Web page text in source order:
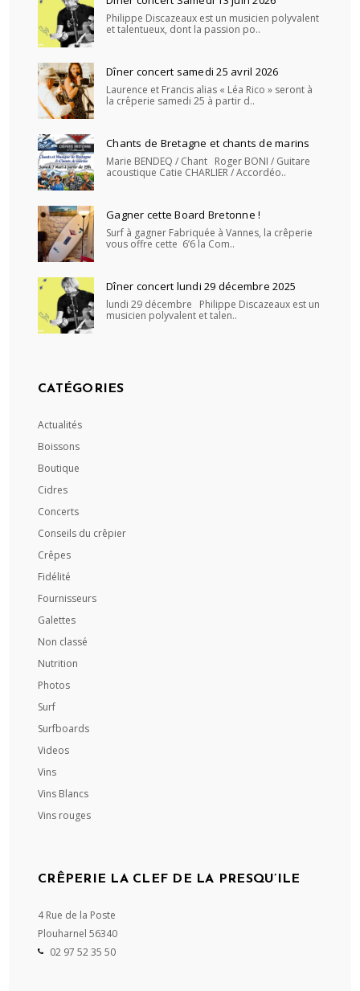
Philippe Discazeaux est un musicien polyvalent
et talentueux, dont la passion po..
Dîner concert samedi 25 avril 2026
Laurence et Francis alias « Léa Rico » seront à
la crêperie samedi 25 à partir d..
Chants de Bretagne et chants de marins
Marie BENDEQ / Chant Roger BONI / Guitare
acoustique Catie CHARLIER / Accordéo..
Gagner cette Board Bretonne !
Surf à gagner Fabriquée à Vannes, la crêperie
vous offre cette 6’6 la Com..
Dîner concert lundi 29 décembre 2025
lundi 29 décembre Philippe Discazeaux est un
musicien polyvalent et talen..
CATÉGORIES
Actualités
Boissons
Boutique
Cidres
Concerts
Conseils du crêpier
Crêpes
Fidélité
Fournisseurs
Galettes
Non classé
Nutrition
Photos
Surf
Surfboards
Videos
Vins
Vins Blancs
Vins rouges
CRÊPERIE LA CLEF DE LA PRESQU’ILE
4 Rue de la Poste
Plouharnel 56340
02 97 52 35 50